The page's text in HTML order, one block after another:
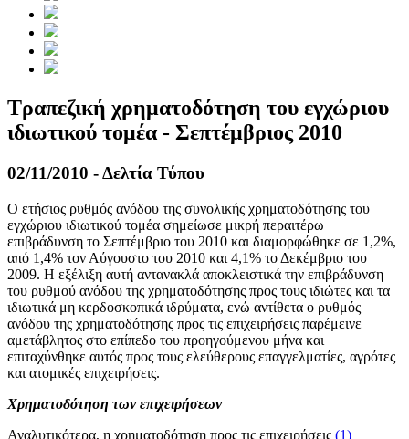
Τραπεζική χρηματοδότηση του εγχώριου
ιδιωτικού τομέα - Σεπτέμβριος 2010
02/11/2010 - Δελτία Τύπου
Ο ετήσιος ρυθμός ανόδου της συνολικής χρηματοδότησης του
εγχώριου ιδιωτικού τομέα σημείωσε μικρή περαιτέρω
επιβράδυνση το Σεπτέμβριο του 2010 και διαμορφώθηκε σε 1,2%,
από 1,4% τον Αύγουστο του 2010 και 4,1% το Δεκέμβριο του
2009. Η εξέλιξη αυτή αντανακλά αποκλειστικά την επιβράδυνση
του ρυθμού ανόδου της χρηματοδότησης προς τους ιδιώτες και τα
ιδιωτικά μη κερδοσκοπικά ιδρύματα, ενώ αντίθετα ο ρυθμός
ανόδου της χρηματοδότησης προς τις επιχειρήσεις παρέμεινε
αμετάβλητος στο επίπεδο του προηγούμενου μήνα και
επιταχύνθηκε αυτός προς τους ελεύθερους επαγγελματίες, αγρότες
και ατομικές επιχειρήσεις.
Χρηματοδότηση των επιχειρήσεων
Αναλυτικότερα, η χρηματοδότηση προς τις επιχειρήσεις (1)